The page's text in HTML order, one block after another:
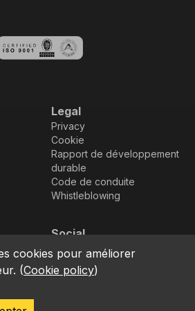
Legal
Privacy
Cookie
Rapport de développement
durable
Code de conduite
Whistleblowing
Social
Facebook
Instagram
Youtube
LinkedIn
cookies pour améliorer
(Cookie policy)